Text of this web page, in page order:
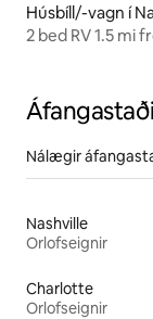
Húsbíll/-vagn í
2 bed RV 1.5 mi
Nálægir
Nashville
Orlofseignir
Charlotte
Orlofseignir